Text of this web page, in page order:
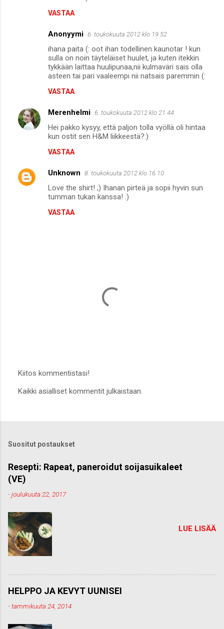
VASTAA
Anonyymi 6. toukokuuta 2012 klo 19.52
ihana paita (: oot ihan todellinen kaunotar ! kun
sulla on noin täyteläiset huulet, ja kuten itekkin
tykkään laittaa huulipunaa,nii kulmaväri sais olla
asteen tai pari vaaleempi nii natsais paremmin (:
VASTAA
Merenhelmi 6. toukokuuta 2012 klo 21.44
Hei pakko kysyy, että paljon tolla vyöllä oli hintaa
kun ostit sen H&M liikkeestä?:)
VASTAA
Unknown 8. toukokuuta 2012 klo 16.10
Love the shirt! ;) Ihanan pirteä ja sopii hyvin sun
tumman tukan kanssa! :)
VASTAA
ä
o
m
e
n
Kiitos kommentistasi!
Kaikki asialliset kommentit julkaistaan.
Suositut postaukset
Resepti: Rapeat, paneroidut soijasuikaleet
(VE)
-joulukuuta 22, 2017
LUE LISÄÄ
HELPPO JA KEVYT UUNISEI
-tammikuuta 24, 2014